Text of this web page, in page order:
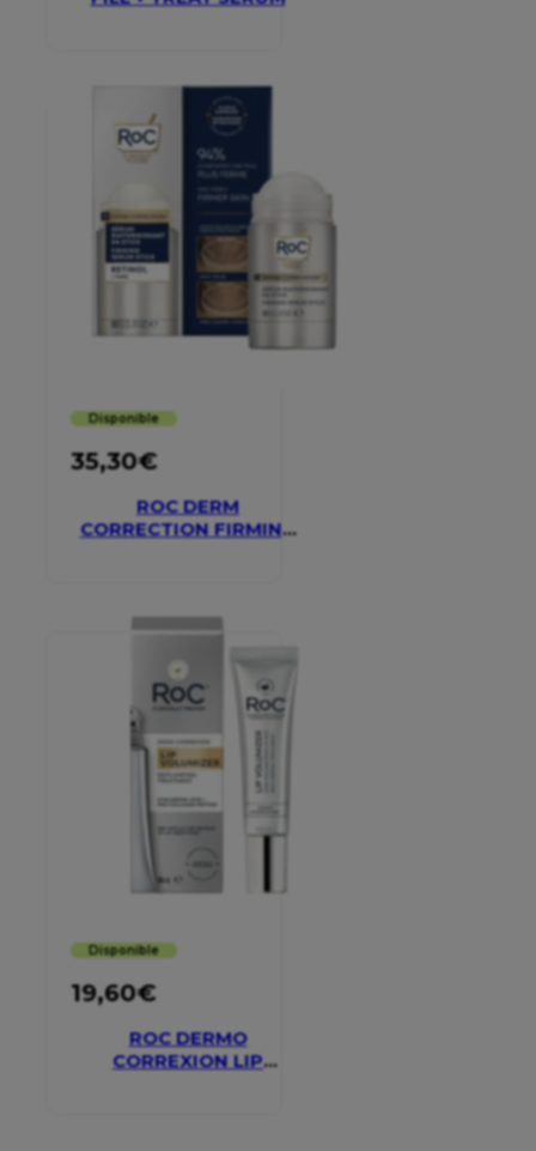
Disponible
35,30€
ROC DERM
CORRECTION FIRMING
Disponible
19,60€
ROC DERMO
CORREXION LIP